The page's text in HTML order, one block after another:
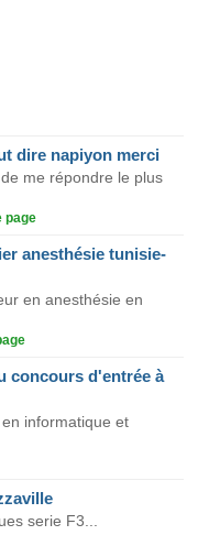
dire napiyon merci
me répondre le plus
page
anesthésie tunisie-
en anesthésie en
concours d'entrée à
informatique et
serie F3...